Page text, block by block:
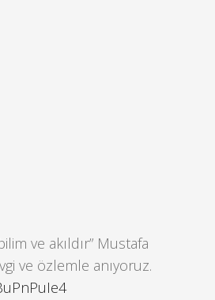
ve akıldır” Mustafa
ve özlemle anıyoruz.